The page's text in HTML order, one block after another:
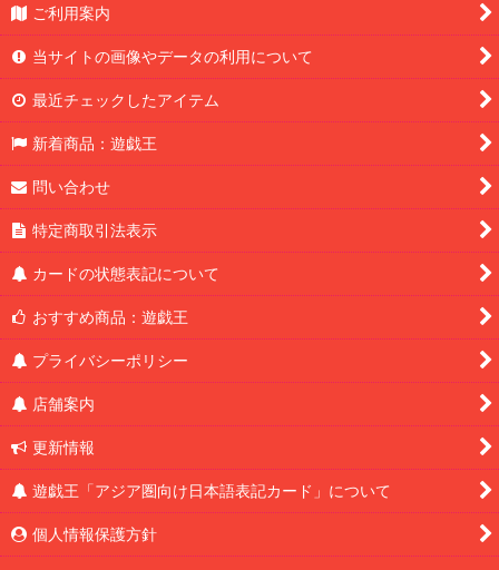
ご利用案内
当サイトの画像やデータの利用について
最近チェックしたアイテム
新着商品：遊戯王
問い合わせ
特定商取引法表示
カードの状態表記について
おすすめ商品：遊戯王
プライバシーポリシー
店舗案内
更新情報
遊戯王「アジア圏向け日本語表記カード」について
個人情報保護方針